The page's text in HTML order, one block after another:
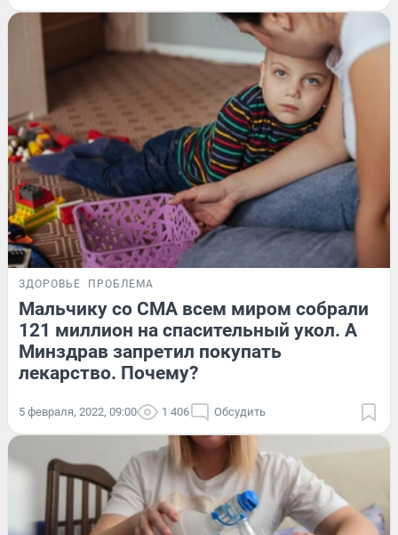
ЗДОРОВЬЕ ПРОБЛЕМА
Мальчику со СМА всем миром собрали
121 миллион на спасительный укол. А
Минздрав запретил покупать
лекарство. Почему?
5 февраля, 2022, 09:00 1 406 Обсудить